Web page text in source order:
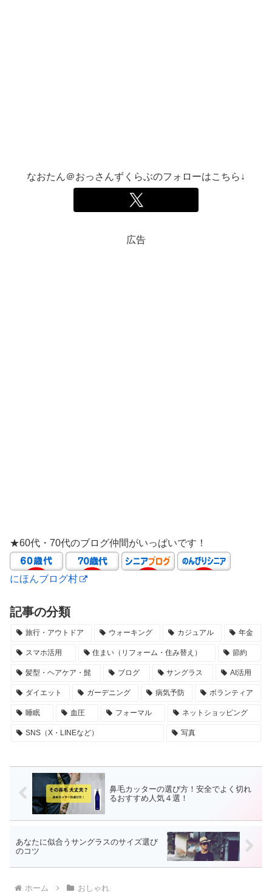
なおたん＠おっさんずくらぶのフォローはこちら↓
広告
★60代・70代のブログ仲間がいっぱいです！
にほんブログ村
記事の分類
旅行・アウトドア ウォーキング カジュアル 年金
スマホ活用 住まい（リフォーム・住み替え） 節約
髪型・ヘアケア・髭 ブログ サングラス AI活用
ダイエット ガーデニング 病気予防 ボランティア
睡眠 血圧 フォーマル ネットショッピング
SNS（X・LINEなど） 写真
鼻毛カッターの選び方！安全でよく切れ
るおすすめ人気４選！
あなたに似合うサングラスのサイズ選び
のコツ
ホーム おしゃれ